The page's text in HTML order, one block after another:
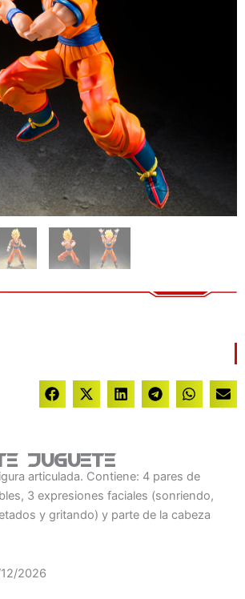
juguete
articulada. Contiene: 4 pares de
3 expresiones faciales (sonriendo,
y gritando) y parte de la cabeza
2026